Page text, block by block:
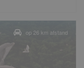
op 26 km afstand